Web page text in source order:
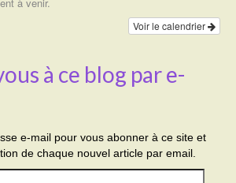
Voir le calendrier
à ce blog par e-
e-mail pour vous abonner à ce site et
de chaque nouvel article par email.